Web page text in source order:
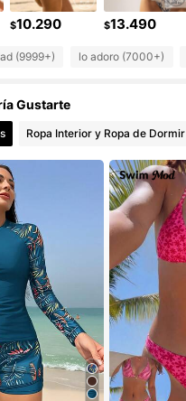
4,82 677K Seguidores
4,82
4,82 677K Seguidores
4,82 677K Seguidores
677K Seguidores
$10.290 $13.490
(9999+) lo adoro (7000+)
Gustarte
Ropa Interior y Ropa de Dormir